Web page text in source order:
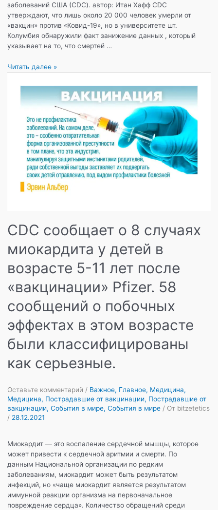
заболеваний США (CDC). автор: Итан Хафф CDC
утверждают, что лишь около 20 000 человек умерли от
«вакцин» против «Ковид-19», но в университете шт.
Колумбия обнаружили факт занижение данных , который
указывает на то, что смертей …
Исследование:
менее
человек
умерли
«вакцины»
против
«коронавируса»
Читать далее »
CDC сообщает о 8 случаях
миокардита у детей в
возрасте 5-11 лет после
«вакцинации» Pfizer. 58
сообщений о побочных
эффектах в этом возрасте
были классифицированы
как серьезные.
Оставьте комментарий / Важное, Главное, Медицина,
Медицина, Пострадавшие от вакцинации, Пострадавшие от
вакцинации, События в мире, События в мире / От bitzetetics
/ 28.12.2021
Миокардит — это воспаление сердечной мышцы, которое
может привести к сердечной аритмии и смерти. По
данным Национальной организации по редким
заболеваниям, миокардит может быть результатом
инфекций, но «чаще миокардит является результатом
иммунной реакции организма на первоначальное
повреждение сердца». Количество обращений среди